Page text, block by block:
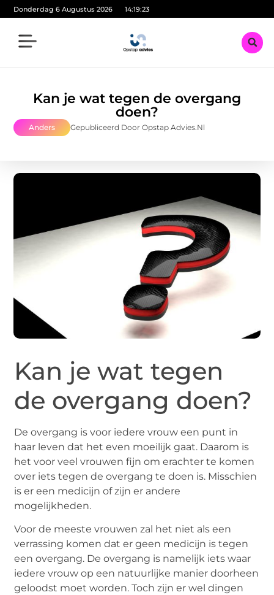
Donderdag 6 Augustus 2026 14:19:25
Kan je wat tegen de overgang
doen?
Anders Gepubliceerd Door Opstap Advies.nl
Kan je wat tegen
de overgang doen?
De overgang is voor iedere vrouw een punt in
haar leven dat het even moeilijk gaat. Daarom is
het voor veel vrouwen fijn om erachter te komen
over iets tegen de overgang te doen is. Misschien
is er een medicijn of zijn er andere
mogelijkheden.
Voor de meeste vrouwen zal het niet als een
verrassing komen dat er geen medicijn is tegen
een overgang. De overgang is namelijk iets waar
iedere vrouw op een natuurlijke manier doorheen
geloodst moet worden. Toch zijn er wel dingen